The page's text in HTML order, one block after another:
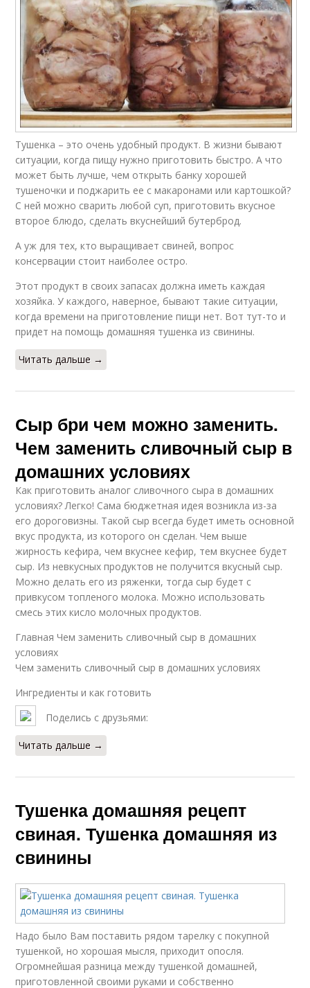
Тушенка – это очень удобный продукт. В жизни бывают
ситуации, когда пищу нужно приготовить быстро. А что
может быть лучше, чем открыть банку хорошей
тушеночки и поджарить ее с макаронами или картошкой?
С ней можно сварить любой суп, приготовить вкусное
второе блюдо, сделать вкуснейший бутерброд.
А уж для тех, кто выращивает свиней, вопрос
консервации стоит наиболее остро.
Этот продукт в своих запасах должна иметь каждая
хозяйка. У каждого, наверное, бывают такие ситуации,
когда времени на приготовление пищи нет. Вот тут-то и
придет на помощь домашняя тушенка из свинины.
Читать дальше →
Сыр бри чем можно заменить.
Чем заменить сливочный сыр в
домашних условиях
Как приготовить аналог сливочного сыра в домашних
условиях? Легко! Сама бюджетная идея возникла из-за
его дороговизны. Такой сыр всегда будет иметь основной
вкус продукта, из которого он сделан. Чем выше
жирность кефира, чем вкуснее кефир, тем вкуснее будет
сыр. Из невкусных продуктов не получится вкусный сыр.
Можно делать его из ряженки, тогда сыр будет с
привкусом топленого молока. Можно использовать
смесь этих кисло молочных продуктов.
Главная Чем заменить сливочный сыр в домашних
условиях
Чем заменить сливочный сыр в домашних условиях
Ингредиенты и как готовить
Поделись с друзьями:
Читать дальше →
Тушенка домашняя рецепт
свиная. Тушенка домашняя из
свинины
Надо было Вам поставить рядом тарелку с покупной
тушенкой, но хорошая мысля, приходит опосля.
Огромнейшая разница между тушенкой домашней,
приготовленной своими руками и собственно